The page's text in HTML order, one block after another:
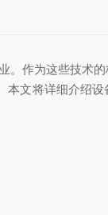
作为这些技术的
文将详细介绍设